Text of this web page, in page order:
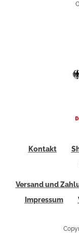
Kontakt
Versand und
Impressum